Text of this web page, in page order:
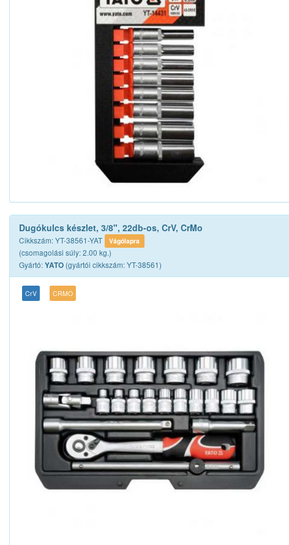
Dugókulcs készlet, 3/8", 22db-os, CrV, CrMo
Cikkszám: YT-38561-YAT Vágólapra
(csomagolási súly: 2.00 kg.)
Gyártó:YATO (gyártói cikkszám: YT-38561)
CrV CRMO